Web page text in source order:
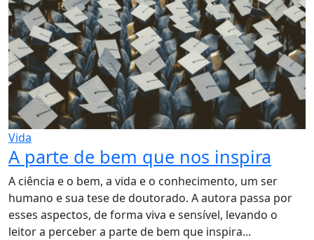
Vida
A parte de bem que nos inspira
A ciência e o bem, a vida e o conhecimento, um ser
humano e sua tese de doutorado. A autora passa por
esses aspectos, de forma viva e sensível, levando o
leitor a perceber a parte de bem que inspira...